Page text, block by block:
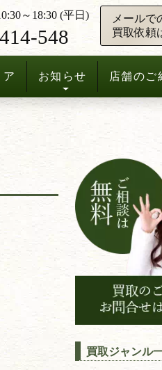
ア お知らせ 店舗のご
～18:30 (平日)
548
メールで
買取依頼
買取ジャンル